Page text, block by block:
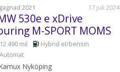
2021
17 juli 2024
530e e xDrive
M-SPORT MOMS
Kamera
12 490 mil
Hybrid el/bensin
Automat
Nyköping